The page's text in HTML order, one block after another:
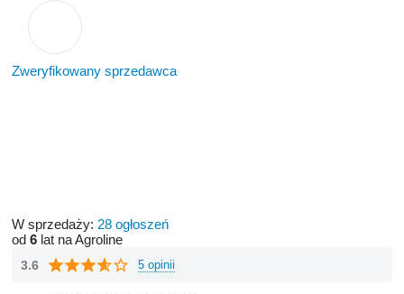
Zweryfikowany sprzedawca
W sprzedaży: 28 ogłoszeń
od 6 lat na Agroline
3.6 5 opinii